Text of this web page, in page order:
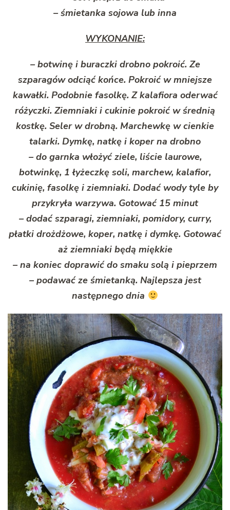
– śmietanka sojowa lub inna
WYKONANIE:
– botwinę i buraczki drobno pokroić. Ze
szparagów odciąć końce. Pokroić w mniejsze
kawałki. Podobnie fasolkę. Z kalafiora oderwać
różyczki. Ziemniaki i cukinie pokroić w średnią
kostkę. Seler w drobną. Marchewkę w cienkie
talarki. Dymkę, natkę i koper na drobno
– do garnka włożyć ziele, liście laurowe,
botwinkę, 1 łyżeczkę soli, marchew, kalafior,
cukinię, fasolkę i ziemniaki. Dodać wody tyle by
przykryła warzywa. Gotować 15 minut
– dodać szparagi, ziemniaki, pomidory, curry,
płatki drożdżowe, koper, natkę i dymkę. Gotować
aż ziemniaki będą miękkie
– na koniec doprawić do smaku solą i pieprzem
– podawać ze śmietanką. Najlepsza jest
następnego dnia